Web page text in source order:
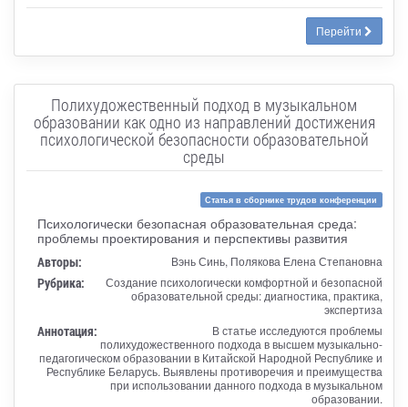
Перейти
Полихудожественный подход в музыкальном
образовании как одно из направлений достижения
психологической безопасности образовательной
среды
Статья в сборнике трудов конференции
Психологически безопасная образовательная среда:
проблемы проектирования и перспективы развития
Авторы: Вэнь Синь, Полякова Елена Степановна
Рубрика:
Создание психологически комфортной и безопасной
образовательной среды: диагностика, практика,
экспертиза
Аннотация:
В статье исследуются проблемы
полихудожественного подхода в высшем музыкально-
педагогическом образовании в Китайской Народной Республике и
Республике Беларусь. Выявлены противоречия и преимущества
при использовании данного подхода в музыкальном
образовании.